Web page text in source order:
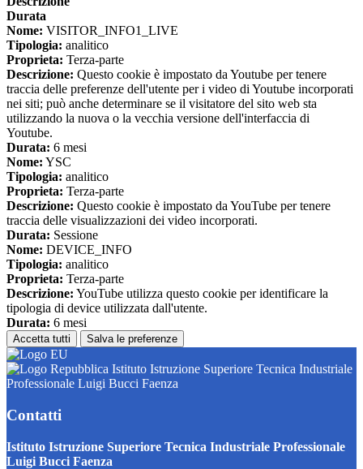
Durata
Nome: VISITOR_INFO1_LIVE
Tipologia: analitico
Proprieta: Terza-parte
Descrizione: Questo cookie è impostato da Youtube per tenere
traccia delle preferenze dell'utente per i video di Youtube incorporati
nei siti; può anche determinare se il visitatore del sito web sta
utilizzando la nuova o la vecchia versione dell'interfaccia di
Youtube.
Durata: 6 mesi
Nome: YSC
Tipologia: analitico
Proprieta: Terza-parte
Descrizione: Questo cookie è impostato da YouTube per tenere
traccia delle visualizzazioni dei video incorporati.
Durata: Sessione
Nome: DEVICE_INFO
Tipologia: analitico
Proprieta: Terza-parte
Descrizione: YouTube utilizza questo cookie per identificare la
tipologia di device utilizzata dall'utente.
Durata: 6 mesi
Accetta tutti Salva le preferenze
Istituto Istruzione Superiore Tecnica Industriale
Professionale Luigi Bucci Faenza
Contatti
Istituto Istruzione Superiore Tecnica Industriale Professionale
Luigi Bucci Faenza